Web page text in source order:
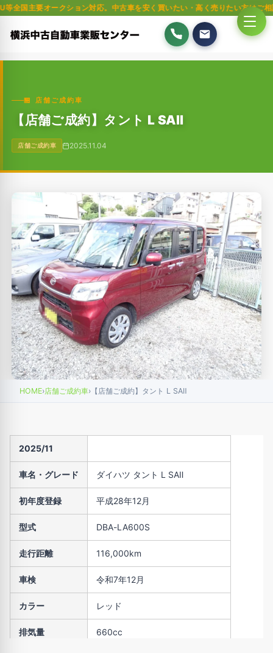
クション対応。中古車を安く買いたい・高く売りたい方はご相談ください
🏪 店舗ご成約車
【店舗ご成約】タント L SAⅡ
店舗ご成約車 2025.11.04
HOME›店舗ご成約車› 【店舗ご成約】タント L SAⅡ
2025/11
車名・グレード ダイハツ タント L SAⅡ
初年度登録 平成28年12月
型式 DBA-LA600S
走行距離 116,000km
車検 令和7年12月
カラー レッド
排気量 660cc